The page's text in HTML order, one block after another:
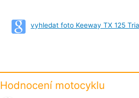
vyhledat foto Keeway TX 125
Hodnocení motocyklu